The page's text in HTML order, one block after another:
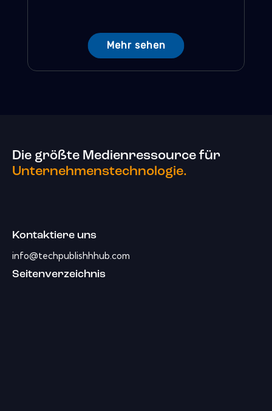
Mehr sehen
Die größte Medienressource für
Unternehmenstechnologie.
Kontaktiere uns
info@techpublishhhub.com
Seitenverzeichnis